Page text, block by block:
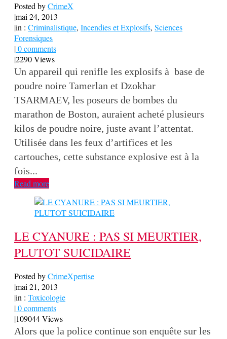
Posted byCrimeX
|mai 24, 2013
|in : Criminalistique, Incendies et Explosifs, Sciences
Forensiques
|0 comments
|2290 Views
Un appareil qui renifle les explosifs à base de
poudre noire Tamerlan et Dzokhar
TSARMAEV, les poseurs de bombes du
marathon de Boston, auraient acheté plusieurs
kilos de poudre noire, juste avant l’attentat.
Utilisée dans les feux d’artifices et les
cartouches, cette substance explosive est à la
fois...
Read more
LE CYANURE : PAS SI MEURTIER,
PLUTOT SUICIDAIRE
Posted byCrimeXpertise
|mai 21, 2013
|in : Toxicologie
|0 comments
|109044 Views
Alors que la police continue son enquête sur les